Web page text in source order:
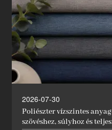
Hírek
2026-07-30
Poliészter vízszintes
szövéshez, súlyhoz és